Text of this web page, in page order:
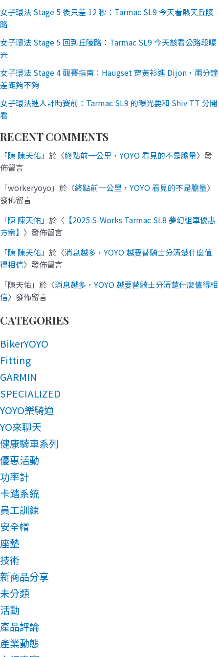
女子環法 Stage 5 後只差 12 秒：Tarmac SL9 今天看熱天丘陵
路
女子環法 Stage 5 回到丘陵路：Tarmac SL9 今天該看公路段曝
光
女子環法 Stage 4 觀賽指南：Haugset 穿黃衫進 Dijon，兩分鐘
差距夠不夠
女子環法進入計時賽前：Tarmac SL9 的曝光要和 Shiv TT 分開
看
RECENT COMMENTS
「陳 陳天佑」於〈終點前一公里，YOYO 看見的不是膽量〉發
佈留言
「workeryoyo 」於〈終點前一公里，YOYO 看見的不是膽量〉
發佈留言
「陳 陳天佑」於〈 【2025 S-Works Tarmac SL8 夢幻組車優惠
方案】 〉發佈留言
「陳 陳天佑」於〈消息越多，YOYO 越要替騎士分清楚什麼值
得相信〉發佈留言
「陳天佑」於〈消息越多，YOYO 越要替騎士分清楚什麼值得相
信〉發佈留言
CATEGORIES
BikerYOYO
Fitting
GARMIN
SPECIALIZED
YOYO樂騎適
YO來聊天
健康騎車系列
優惠活動
功率計
卡踏系統
員工訓練
安全帽
座墊
技術
新商品分享
未分類
活動
產品評論
產業動態